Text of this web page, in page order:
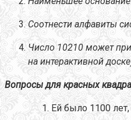
Соотнести алфавиты
Число 10210 может
на интерактивной
Вопросы для красных
Ей было 1100 лет,